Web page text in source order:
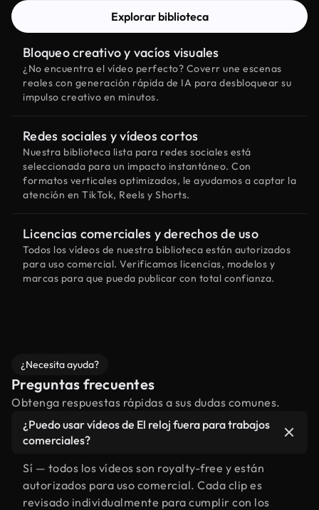
Explorar biblioteca
Bloqueo creativo y vacíos visuales
¿No encuentra el vídeo perfecto? Coverr une escenas
reales con generación rápida de IA para desbloquear su
impulso creativo en minutos.
Redes sociales y vídeos cortos
Nuestra biblioteca lista para redes sociales está
seleccionada para un impacto instantáneo. Con
formatos verticales optimizados, le ayudamos a captar la
atención en TikTok, Reels y Shorts.
Licencias comerciales y derechos de uso
Todos los vídeos de nuestra biblioteca están autorizados
para uso comercial. Verificamos licencias, modelos y
marcas para que pueda publicar con total confianza.
¿Necesita ayuda?
Preguntas frecuentes
Obtenga respuestas rápidas a sus dudas comunes.
¿Puedo usar vídeos de El reloj fuera para trabajos
comerciales?
Sí — todos los vídeos son royalty-free y están
autorizados para uso comercial. Cada clip es
revisado individualmente para cumplir con los